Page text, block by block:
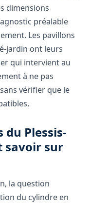
dimensions
préalable
Les pavillons
jardin ont leurs
qui intervient au
à ne pas
vérifier que le
du Plessis-
savoir sur
la question
du cylindre en